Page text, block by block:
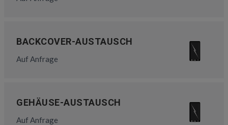
BACKCOVER-AUSTAUSCH
Auf Anfrage
GEHÄUSE-AUSTAUSCH
Auf Anfrage